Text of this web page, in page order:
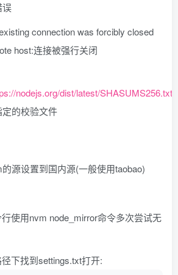
误
connection was forcibly closed
host:连接被强行关闭
nodejs.org/dist/latest/SHASUMS256.txt
的校验文件
源设置到国内源(一般使用taobao)
使用nvm node_mirror命令多次尝试无
下找到settings.txt打开: